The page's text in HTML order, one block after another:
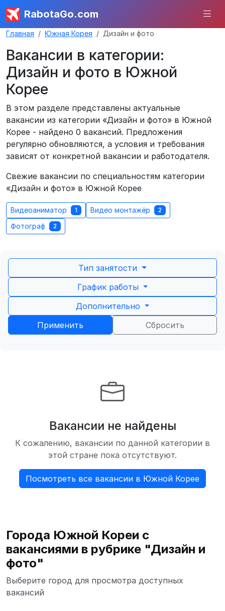
RabotaGo.com
Главная Южная Корея Дизайн и фото
Вакансии в категории:
Дизайн и фото в Южной
Корее
В этом разделе представлены актуальные
вакансии из категории «Дизайн и фото» в Южной
Корее - найдено 0 вакансий. Предложения
регулярно обновляются, а условия и требования
зависят от конкретной вакансии и работодателя.
Свежие вакансии по специальностям категории
«Дизайн и фото» в Южной Корее
Видеоаниматор 1 Видео монтажёр 2
Фотограф 2
Тип занятости
График работы
Дополнительно
Применить
Сбросить
Вакансии не найдены
К сожалению, вакансии по данной категории в
этой стране пока отсутствуют.
Посмотреть все вакансии в Южной Корее
Города Южной Кореи с
вакансиями в рубрике "Дизайн и
фото"
Выберите город для просмотра доступных
вакансий